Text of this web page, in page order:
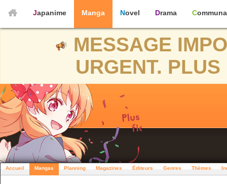
Japanime Manga Novel Drama
MESSAGE
URGENT.
Accueil Mangas Planning Magazines Éditeurs Genres Thèmes